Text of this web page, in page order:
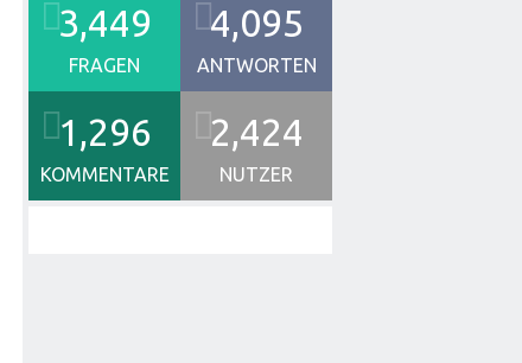
3,449
FRAGEN
4,095
ANTWORTEN
1,296
KOMMENTARE
2,424
NUTZER